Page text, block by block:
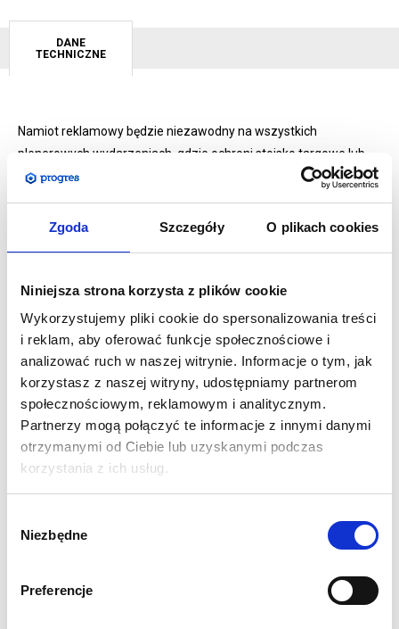
Zgoda Szczegóły O plikach cookies
Niniejsza strona korzysta z plików cookie
Wykorzystujemy pliki cookie do spersonalizowania treści
i reklam, aby oferować funkcje społecznościowe i
analizować ruch w naszej witrynie. Informacje o tym, jak
korzystasz z naszej witryny, udostępniamy partnerom
społecznościowym, reklamowym i analitycznym.
Partnerzy mogą połączyć te informacje z innymi danymi
otrzymanymi od Ciebie lub uzyskanymi podczas
korzystania z ich usług.
zgody
Niezbędne
Preferencje
DANE
TECHNICZNE
Namiot reklamowy będzie niezawodny na wszystkich
plenerowych wydarzeniach, gdzie ochroni stoisko targowe lub
punkt gastronomiczny, informacyjny itp. przed słońcem,
stali malowanej proszkowo na kolor biały, dzięki czemu
Dach został wykonany z wodoodpornego materiału
poliestrowego (250g) o dużej gęstości splotu (600D).
Sprężystość tego materiału, zwiększona wytrzymałość
na rozerwanie oraz mocowanie za pomocą rzepów
umożliwiają precyzyjne dopasowanie dachu do stelaża
namiotu oraz sprawny montaż. Jest on również odporny
na zagniecenia oraz nadaje się do czyszczenia. Dzięki tym
wszystkim cechom oferowany produkt uatrakcyjni niejedno
Specyfikacja:
- komplet linek i śledzi w zestawie